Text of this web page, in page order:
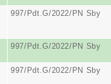
997/Pdt.G/2022/PN Sby
997/Pdt.G/2022/PN Sby
997/Pdt.G/2022/PN Sby